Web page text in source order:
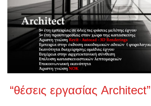
“θέσεις εργασίας Architect”